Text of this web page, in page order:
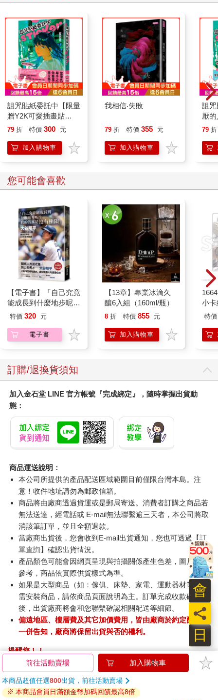
詛咒貼紙委託中【限量
贈Y2K可愛插畫貼
紙】：有討厭的人，讓
79 折 特價 300 元
加入購物車
我相信‧失敗
79 折 特價 355 元
加入購物車
詛
厭
理！
79 折
您可能會喜歡
【電子書】「自己究竟
能成長到什麼地步呢？
我的答案是沒有極限」
特價 320 元
電子書
【13章】專業冰滴久
釀6入組（160ml/瓶）
8 折 特價 855 元
加入購物車
小卡
特價
訂購/退換貨須知
加入金石堂 LINE 官方帳號『完成綁定』，隨時掌握出貨動
態：
商品運送說明：
本公司所提供的產品配送區域範圍目前僅限台灣本島。注
意！收件地址請勿為郵政信箱。
商品將由廠商透過貨運或是郵局寄送。消費者訂購之商品若
無法送達，經電話或 E-mail無法聯繫逾三天者，本公司將取
消該筆訂單，並且全額退款。
當廠商出貨後，您會收到E-mail出貨通知，您也可透過【訂
單查詢】確認出貨情況。
產品顏色可能會因網頁呈現與拍攝關係產生色差，圖片僅供
參考，商品依實際供貨樣式為準。
如果是大型商品（如：傢俱、床墊、家電、運動器材等）及
需安裝商品，請依商品頁面說明為主。訂單完成收款確認
後，出貨廠商將會和您聯繫確認相關配送等細節。
偏遠地區、樓層費及其它加價費用，皆由廠商於約定配送時
一併告知，廠商將保留出貨與否的權利。
提醒您！！
金石堂及銀行均不會請您操作ATM! 如接獲電話要求您前往
ATM提款機，請不要聽從指示，以免受騙上當！
退換貨須知：
前往活動賣場 加入購物車
本商品超值任選800出貨，前往活動賣場
※ 本商品會員日滿額金幣加碼回饋最高8倍
日
員
會